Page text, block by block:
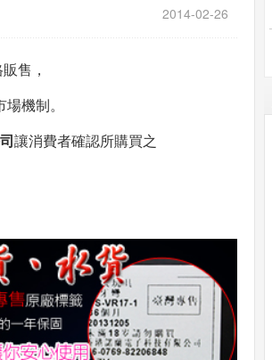
2014-02-26
售，
機制。
讓消費者確認所購買之